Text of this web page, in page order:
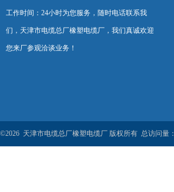
工作时间：24小时为您服务，随时电话联系我
们，天津市电缆总厂橡塑电缆厂，我们真诚欢迎
您来厂参观洽谈业务！
©2026 天津市电缆总厂橡塑电缆厂 版权所有 总访问量：